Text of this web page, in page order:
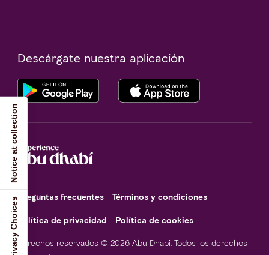
Descárgate nuestra aplicación
Preguntas frecuentes Términos y condiciones
Política de privacidad Política de cookies
Derechos reservados © 2026 Abu Dhabi. Todos los derechos
Notice at collection